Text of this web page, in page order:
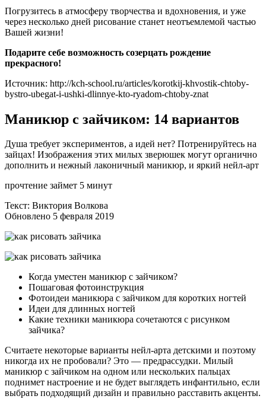
Погрузитесь в атмосферу творчества и вдохновения, и уже
через несколько дней рисование станет неотъемлемой частью
Вашей жизни!
Подарите себе возможность созерцать рождение
прекрасного!
Источник: http://kch-school.ru/articles/korotkij-khvostik-chtoby-
bystro-ubegat-i-ushki-dlinnye-kto-ryadom-chtoby-znat
Маникюр с зайчиком: 14 вариантов
Душа требует экспериментов, а идей нет? Потренируйтесь на
зайцах! Изображения этих милых зверюшек могут органично
дополнить и нежный лаконичный маникюр, и яркий нейл-арт
прочтение займет 5 минут
Текст: Виктория Волкова
Обновлено 5 февраля 2019
Когда уместен маникюр с зайчиком?
Пошаговая фотоинструкция
Фотоидеи маникюра с зайчиком для коротких ногтей
Идеи для длинных ногтей
Какие техники маникюра сочетаются с рисунком
зайчика?
Считаете некоторые варианты нейл-арта детскими и поэтому
никогда их не пробовали? Это — предрассудки. Милый
маникюр с зайчиком на одном или нескольких пальцах
поднимет настроение и не будет выглядеть инфантильно, если
выбрать подходящий дизайн и правильно расставить акценты.